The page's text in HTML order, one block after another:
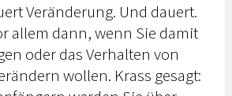
Veränderung. Und dauert.
allem dann, wenn Sie damit
oder das Verhalten von
wollen. Krass gesagt: